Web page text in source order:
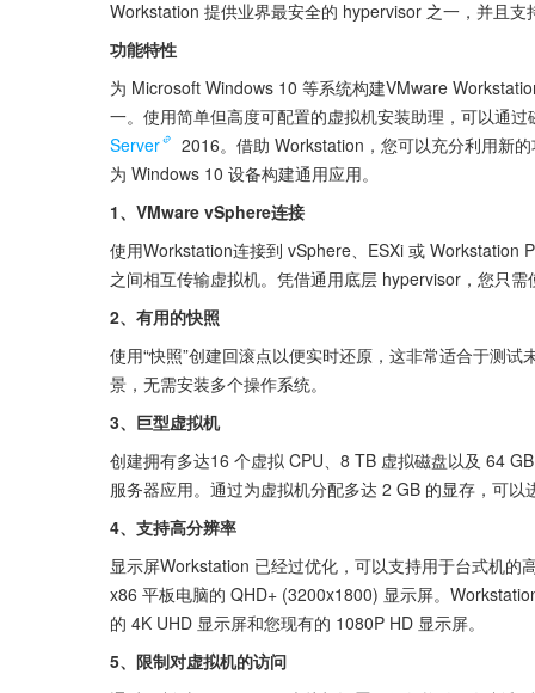
Workstation 提供业界最安全的 hypervisor 之一，并且
功能特性
为 Microsoft Windows 10 等系统构建VMware
一。使用简单但高度可配置的虚拟机安装助理，可以通
Server
2016。借助 Workstation，您可以充分利用新
为 Windows 10 设备构建通用应用。
1、VMware vSphere连接
使用Workstation连接到 vSphere、ESXi 或 Workstation
之间相互传输虚拟机。凭借通用底层 hypervisor，您只
2、有用的快照
使用“快照”创建回滚点以便实时还原，这非常适合于测
景，无需安装多个操作系统。
3、巨型虚拟机
创建拥有多达16 个虚拟 CPU、8 TB 虚拟磁盘以及 64
服务器应用。通过为虚拟机分配多达 2 GB 的显存，可
4、支持高分辨率
显示屏Workstation 已经过优化，可以支持用于台式机
x86 平板电脑的 QHD+ (3200x1800) 显示屏。
的 4K UHD 显示屏和您现有的 1080P HD 显示屏。
5、限制对虚拟机的访问